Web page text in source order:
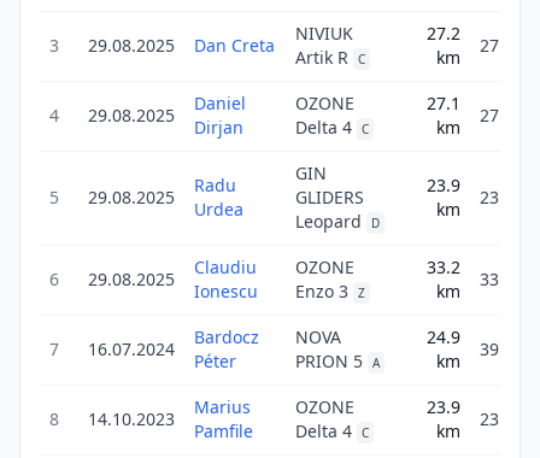
3 29.08.2025 Dan Creta
NIVIUK
Artik R C
27.2
km
27.2
4 29.08.2025
Daniel
Dirjan
OZONE
Delta 4 C
27.1
km
27.1
5 29.08.2025
Radu
Urdea
GIN
GLIDERS
Leopard
D
23.9
km
23.9
6 29.08.2025
Claudiu
Ionescu
OZONE
Enzo 3 Z
33.2
km
33.2
7 16.07.2024
Bardocz
Péter
NOVA
PRION 5 A
24.9
km
39.8
8 14.10.2023
Marius
Pamfile
OZONE
Delta 4 C
23.9
km
23.9